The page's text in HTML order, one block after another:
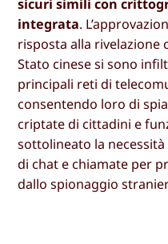
sicuri simili con
integrata.
risposta alla rivelazione
Stato cinese si sono
principali reti di
consentendo loro di
criptate di cittadini e
sottolineato la
di chat e chiamate per
dallo spionaggio